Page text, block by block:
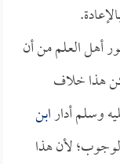
أهل العلم من أن
هذا خلاف
وسلم أدارابن
لأن هذا